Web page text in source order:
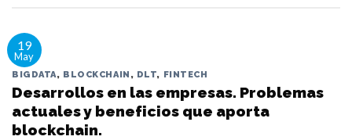
19
May
BIGDATA, BLOCKCHAIN , DLT, FINTECH
Desarrollos en las empresas. Problemas
actuales y beneficios que aporta
blockchain.